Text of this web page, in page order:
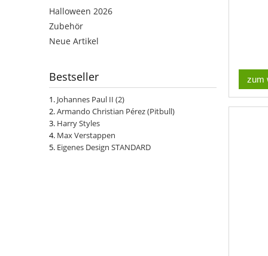
Halloween 2026
Zubehör
Neue Artikel
Bestseller
Johannes Paul II (2)
Armando Christian Pérez (Pitbull)
Harry Styles
Max Verstappen
Eigenes Design STANDARD
zum